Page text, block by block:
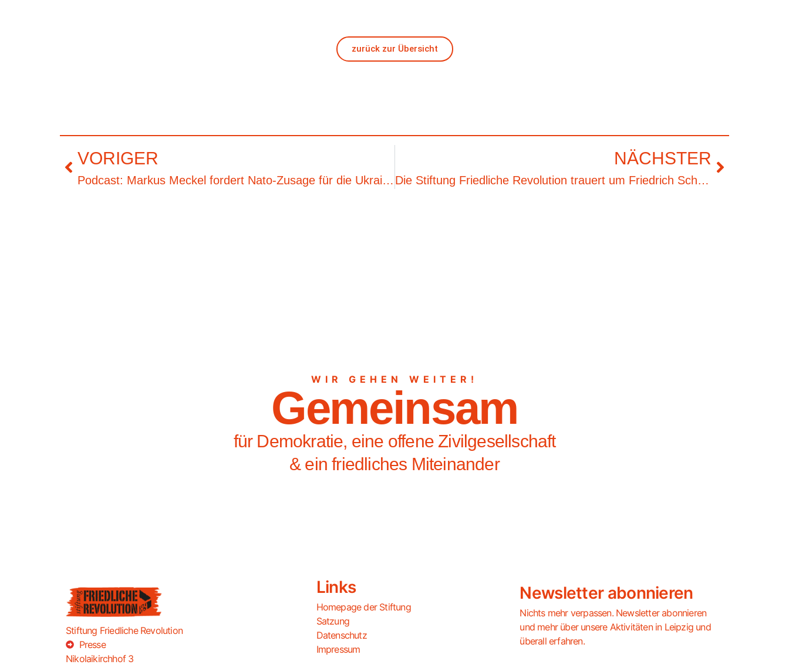
zurück zur Übersicht
VORIGER
Podcast: Markus Meckel fordert Nato-Zusage für die Ukraine
NÄCHSTER
Die Stiftung Friedliche Revolution trauert um Friedrich Schorlemmer
WIR GEHEN WEITER!
Gemeinsam
für Demokratie, eine offene Zivilgesellschaft
& ein friedliches Miteinander
Stiftung Friedliche Revolution
Presse
Nikolaikirchhof 3
Links
Homepage der Stiftung
Satzung
Datenschutz
Impressum
Newsletter abonnieren
Nichts mehr verpassen. Newsletter abonnieren
und mehr über unsere Aktivitäten in Leipzig und
überall erfahren.